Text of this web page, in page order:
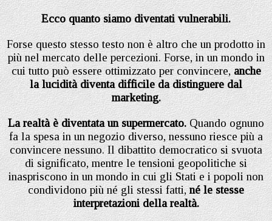
Ecco quanto siamo diventati vulnerabili.
Forse questo stesso testo non è altro che un prodotto in
più nel mercato delle percezioni. Forse, in un mondo in
cui tutto può essere ottimizzato per convincere,anche
la lucidità diventa difficile da distinguere dal
marketing.
La realtà è diventata un supermercato.Quando ognuno
fa la spesa in un negozio diverso, nessuno riesce più a
convincere nessuno. Il dibattito democratico si svuota
di significato, mentre le tensioni geopolitiche si
inaspriscono in un mondo in cui gli Stati e i popoli non
condividono più né gli stessi fatti,né le stesse
interpretazioni della realtà.